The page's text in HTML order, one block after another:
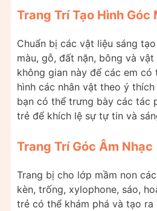
Trang Trí Tạo Hình Góc
Chuẩn bị các vật liệu sáng
màu, gỗ, đất nặn, bông và
không gian này để các em có
hình các nhân vật theo ý thích
bạn có thể trưng bày các tác
trẻ để khích lệ sự tự tin và
Trang Trí Góc Âm Nhạc
Trang bị cho lớp mầm non
kèn, trống, xylophone, sáo,
trẻ có thể khám phá và tạo